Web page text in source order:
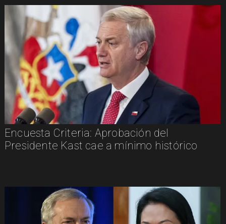
Encuesta Criteria: Aprobación del
Presidente Kast cae a mínimo histórico